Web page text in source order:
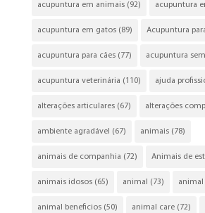
acupuntura em animais(92) acupuntura
acupuntura em gatos(89) Acupuntura
acupuntura para cães(77) acupuntura
acupuntura veterinária (110) ajuda
alterações articulares(67) alterações
ambiente agradável (67) animais(78)
animais de companhia (72) Animais de
animais idosos(65) animal (73)
animal beneficios(50) animal care(72)